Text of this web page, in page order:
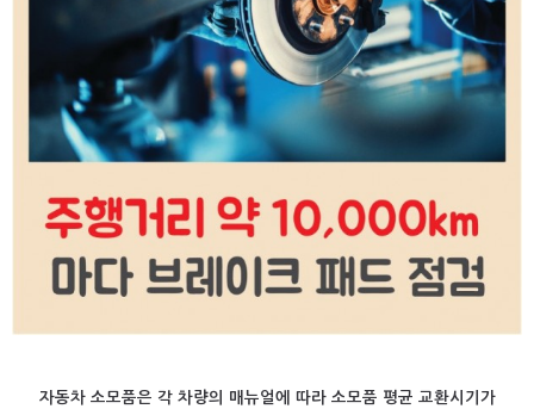
자동차 소모품은 각 차량의 매뉴얼에 따라 소모품 평균 교환시기가